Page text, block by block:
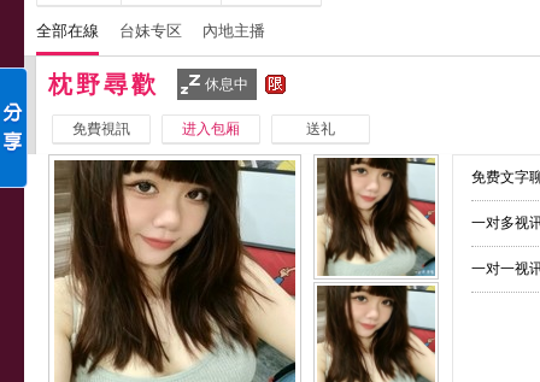
全部在線 台妹专区 內地主播
枕野尋歡 休息中
免費視訊 进入包厢 送礼
免费文字
一对多视
一对一视